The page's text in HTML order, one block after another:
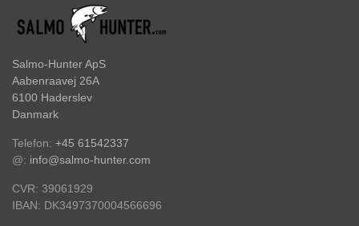
PREDATOR
STANGRØR OG TASKER TIL STÆNGER.
VADERS, VADESKO OG VADE JAKKER
LIMITED EDITION VARER
Salmo-Hunter ApS
Aabenraavej 26A
6100 Haderslev
Danmark
Telefon: +45 61542337
@: info@salmo-hunter.com
CVR: 39061929
IBAN: DK3497370004566696